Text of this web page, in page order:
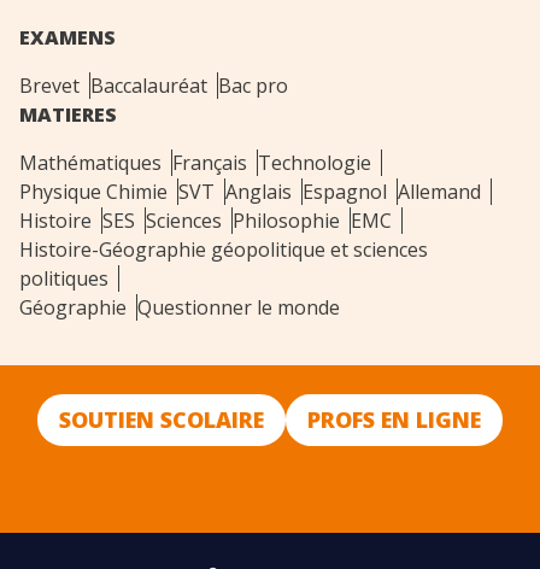
EXAMENS
Brevet Baccalauréat Bac pro
MATIERES
Mathématiques Français Technologie
Physique Chimie SVT Anglais Espagnol Allemand
Histoire SES Sciences Philosophie EMC
Histoire-Géographie géopolitique et sciences
politiques
Géographie Questionner le monde
SOUTIEN SCOLAIRE PROFS EN LIGNE